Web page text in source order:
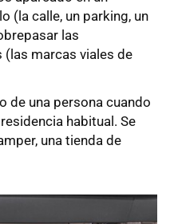
(la calle, un parking, un
las
marcas viales de
de una persona cuando
habitual. Se
una tienda de